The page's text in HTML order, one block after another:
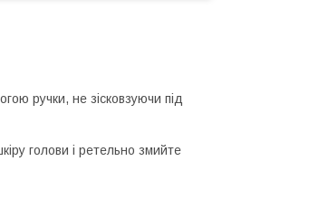
ручки, не зісковзуючи під
голови і ретельно змийте